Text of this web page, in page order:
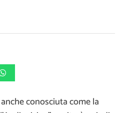
conosciuta come la